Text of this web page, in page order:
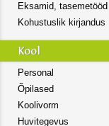
Eksamid, tasemetööd
Kohustuslik kirjandus
Personal
Õpilased
Koolivorm
Huvitegevus